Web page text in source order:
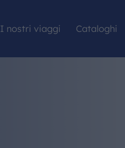
I nostri viaggi Cataloghi